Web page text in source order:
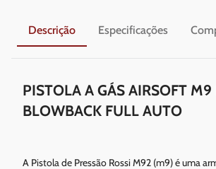
Descrição Especificações
PISTOLA A GÁS AIRSOFT M9
BLOWBACK FULL AUTO
A Pistola de Pressão Rossi M92 (m9) é uma